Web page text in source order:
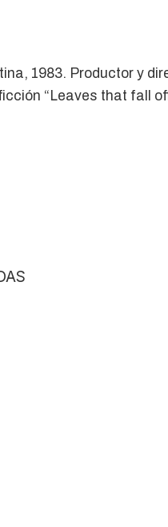
1983. Productor y
“Leaves that fall